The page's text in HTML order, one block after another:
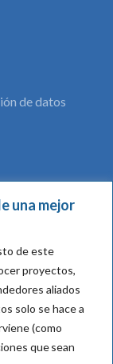
una mejor
de este
proyectos,
aliados
solo se hace a
(como
que sean
de datos